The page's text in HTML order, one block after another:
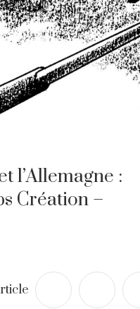
l’Allemagne :
Création –